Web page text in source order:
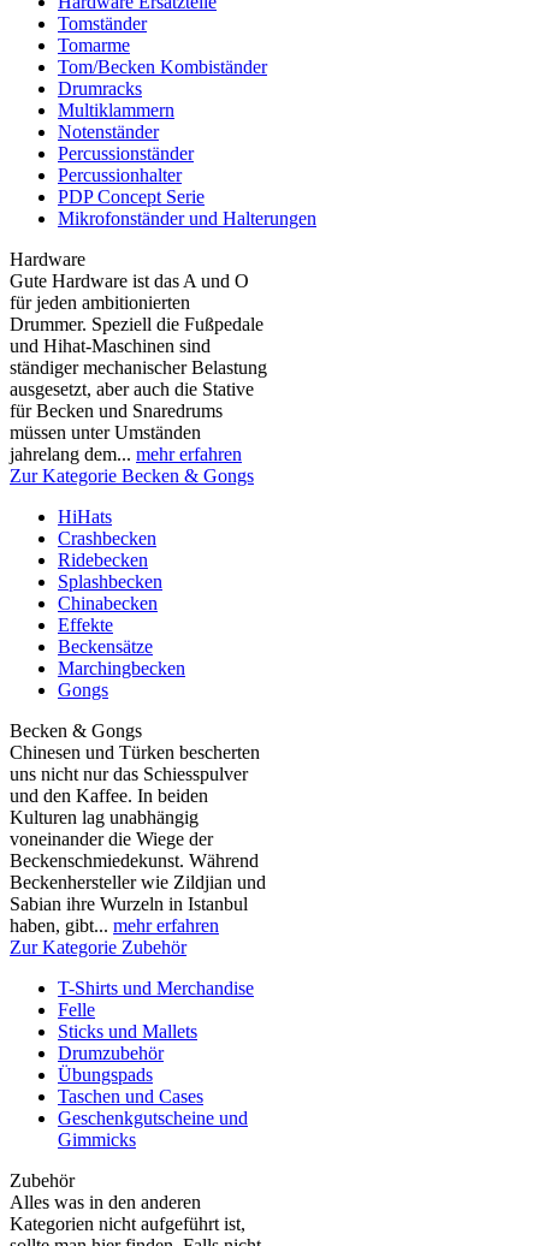
Tomständer
Tomarme
Tom/Becken Kombiständer
Drumracks
Multiklammern
Notenständer
Percussionständer
Percussionhalter
PDP Concept Serie
Mikrofonständer und Halterungen
Hardware
Gute Hardware ist das A und O
für jeden ambitionierten
Drummer. Speziell die Fußpedale
und Hihat-Maschinen sind
ständiger mechanischer Belastung
ausgesetzt, aber auch die Stative
für Becken und Snaredrums
müssen unter Umständen
jahrelang dem... mehr erfahren
Zur Kategorie Becken & Gongs
HiHats
Crashbecken
Ridebecken
Splashbecken
Chinabecken
Effekte
Beckensätze
Marchingbecken
Gongs
Becken & Gongs
Chinesen und Türken bescherten
uns nicht nur das Schiesspulver
und den Kaffee. In beiden
Kulturen lag unabhängig
voneinander die Wiege der
Beckenschmiedekunst. Während
Beckenhersteller wie Zildjian und
Sabian ihre Wurzeln in Istanbul
haben, gibt... mehr erfahren
Zur Kategorie Zubehör
T-Shirts und Merchandise
Felle
Sticks und Mallets
Drumzubehör
Übungspads
Taschen und Cases
Geschenkgutscheine und
Gimmicks
Zubehör
Alles was in den anderen
Kategorien nicht aufgeführt ist,